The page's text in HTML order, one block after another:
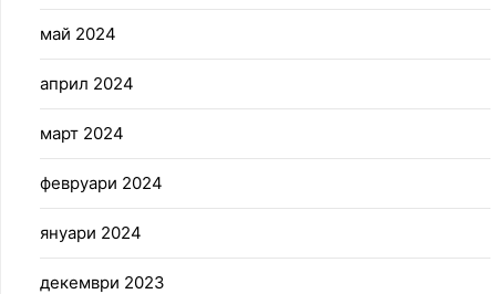
май 2024
април 2024
март 2024
февруари 2024
януари 2024
декември 2023